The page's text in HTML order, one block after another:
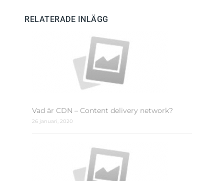
RELATERADE INLÄGG
Vad är CDN – Content delivery network?
26 januari, 2020